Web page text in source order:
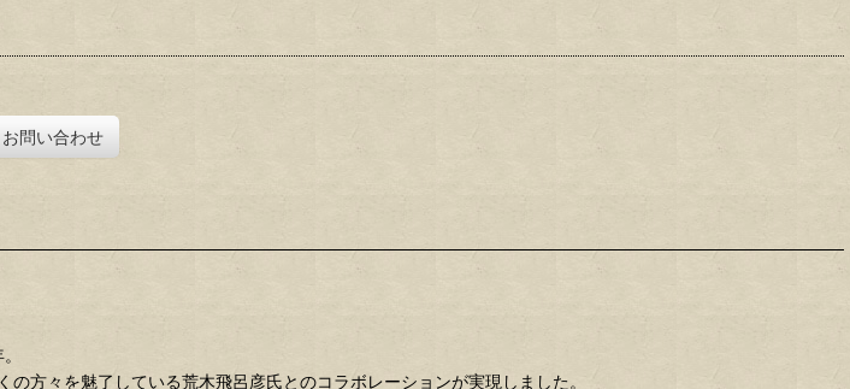
お問い合わせ
方々を魅了している荒木飛呂彦氏とのコラボレーションが実現しました。